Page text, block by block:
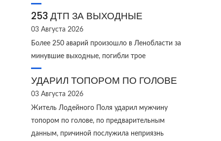
253 ДТП ЗА ВЫХОДНЫЕ
03 Августа 2026
Более 250 аварий произошло в Ленобласти за
минувшие выходные, погибли трое
УДАРИЛ ТОПОРОМ ПО ГОЛОВЕ
03 Августа 2026
Житель Лодейного Поля ударил мужчину
топором по голове, по предварительным
данным, причиной послужила неприязнь